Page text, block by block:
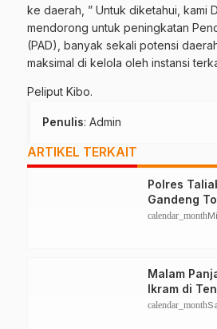
ke daerah, ” Untuk diketahui, kami
mendorong untuk peningkatan
(PAD), banyak sekali potensi
maksimal di kelola oleh instansi
Peliput Kibo.
Penulis: Admin
ARTIKEL TERKAIT
Polres
Gandeng
calendar_month
Malam
Ikram di
Halteng
calendar_month